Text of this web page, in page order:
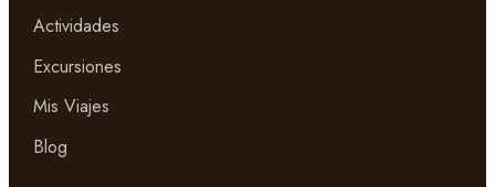
Actividades
Excursiones
Mis Viajes
Blog